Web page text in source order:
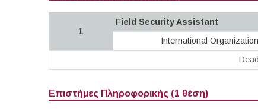
1
Field Security Assistant
International
Επιστήμες Πληροφορικής (1 θέση)